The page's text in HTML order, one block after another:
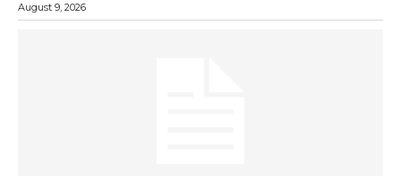
August 9, 2026